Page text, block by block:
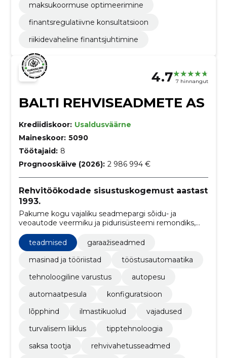
maksukoormuse optimeerimine
finantsregulatiivne konsultatsioon
riikidevaheline finantsjuhtimine
4.7 7 hinnangut
BALTI REHVISEADMETE AS
Krediidiskoor: Usaldusväärne
Maineskoor: 5090
Töötajaid: 8
Prognooskäive (2026): 2 986 994 €
Rehvitöökodade sisustuskogemust aastast
1993.
Pakume kogu vajaliku seadmepargi sõidu- ja
veoautode veermiku ja pidurisüsteemi remondiks,
rehvitöödeks ning kliimaseadmete ja tulede
hooldamiseks.
teadmised
garaažiseadmed
masinad ja tööriistad
tööstusautomaatika
tehnoloogiline varustus
autopesu
automaatpesula
konfiguratsioon
lõpphind
ilmastikuolud
vajadused
turvalisem liiklus
tipptehnoloogia
saksa tootja
rehvivahetusseadmed